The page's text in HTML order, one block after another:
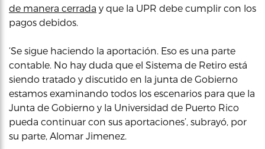
de manera cerrada y que la UPR debe cumplir con los
pagos debidos.
‘Se sigue haciendo la aportación. Eso es una parte
contable. No hay duda que el Sistema de Retiro está
siendo tratado y discutido en la junta de Gobierno
estamos examinando todos los escenarios para que la
Junta de Gobierno y la Universidad de Puerto Rico
pueda continuar con sus aportaciones’, subrayó, por
su parte, Alomar Jimenez.